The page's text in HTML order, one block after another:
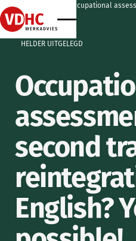
home
home home home
HELDER UITGELEGD
second
English?